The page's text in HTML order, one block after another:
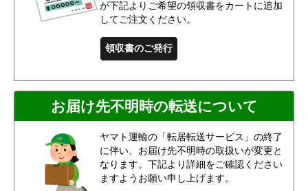
が下記よりご希望の領収書をカートに追加
してご注文ください。
領収書のご発行
お届け先不明時の転送について
ヤマト運輸の「転居転送サービス」の終了
に伴い、お届け先不明時の取扱いが変更と
なります。下記より詳細をご確認ください
ますようお願い申し上げます。